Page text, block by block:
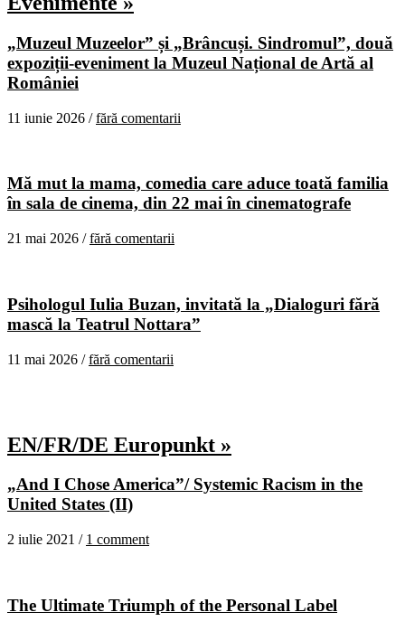
„Muzeul Muzeelor” și „Brâncuși. Sindromul”, două
expoziții-eveniment la Muzeul Național de Artă al
României
11 iunie 2026 /fără comentarii
Mă mut la mama, comedia care aduce toată familia
în sala de cinema, din 22 mai în cinematografe
21 mai 2026 /fără comentarii
Psihologul Iulia Buzan, invitată la „Dialoguri fără
mască la Teatrul Nottara”
11 mai 2026 /fără comentarii
EN/FR/DE Europunkt »
„And I Chose America”/ Systemic Racism in the
United States (II)
2 iulie 2021 / 1 comment
The Ultimate Triumph of the Personal Label